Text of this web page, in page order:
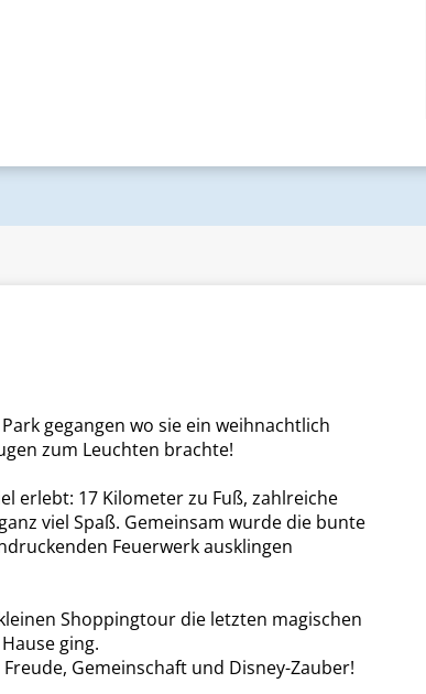
gegangen wo sie ein weihnachtlich
zum Leuchten brachte!
erlebt: 17 Kilometer zu Fuß, zahlreiche
viel Spaß. Gemeinsam wurde die bunte
Feuerwerk ausklingen
Shoppingtour die letzten magischen
ging.
Gemeinschaft und Disney-Zauber!